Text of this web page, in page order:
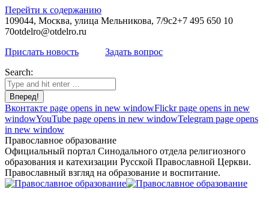
Перейти к содержанию
109044, Москва, улица Мельникова, 7/9с2+7 495 650 10
70otdelro@otdelro.ru
Прислать новость
Задать вопрос
Search:
Вконтакте page opens in new windowFlickr page opens in new
windowYouTube page opens in new windowTelegram page opens
in new window
Православное образование
Официальный портал Синодального отдела религиозного
образования и катехизации Русской Православной Церкви.
Православный взгляд на образование и воспитание.